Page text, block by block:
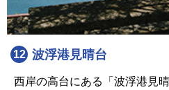
12 波浮港見晴台
西岸の高台にある「波浮港見